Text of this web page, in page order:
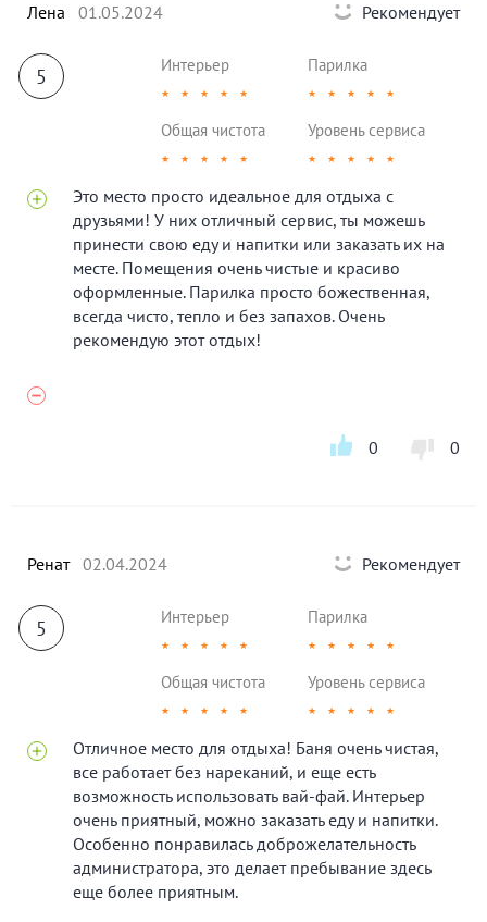
Лена 01.05.2024 Рекомендует
5 Интерьер
★ ★ ★ ★ ★
Парилка
★ ★ ★ ★ ★
Общая чистота
★ ★ ★ ★ ★
Уровень сервиса
★ ★ ★ ★ ★
Это место просто идеальное для отдыха с
друзьями! У них отличный сервис, ты можешь
принести свою еду и напитки или заказать их на
месте. Помещения очень чистые и красиво
оформленные. Парилка просто божественная,
всегда чисто, тепло и без запахов. Очень
рекомендую этот отдых!
0 0
Ренат 02.04.2024 Рекомендует
5 Интерьер
★ ★ ★ ★ ★
Парилка
★ ★ ★ ★ ★
Общая чистота
★ ★ ★ ★ ★
Уровень сервиса
★ ★ ★ ★ ★
Отличное место для отдыха! Баня очень чистая,
все работает без нареканий, и еще есть
возможность использовать вай-фай. Интерьер
очень приятный, можно заказать еду и напитки.
Особенно понравилась доброжелательность
администратора, это делает пребывание здесь
еще более приятным.